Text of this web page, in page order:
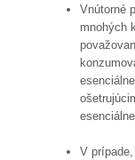
Vnútorné
mnohých
V